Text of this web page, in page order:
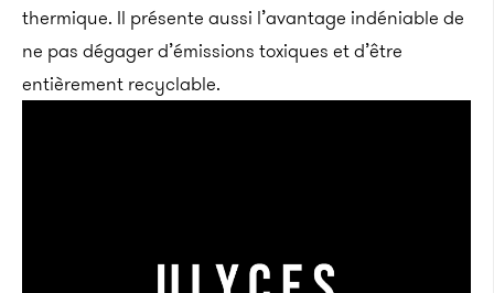
thermique. Il présente aussi l’avantage indéniable de
ne pas dégager d’émissions toxiques et d’être
entièrement recyclable.